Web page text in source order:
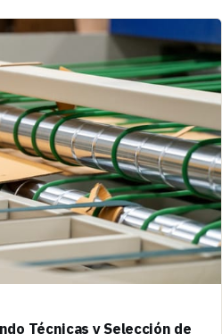
Técnicas y Selección de